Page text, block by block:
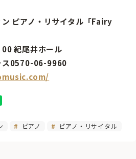
ピアノ・リサイタル「Fairy
紀尾井ホール
ス0570-06-9960
ピアノ ピアノ・リサイタル